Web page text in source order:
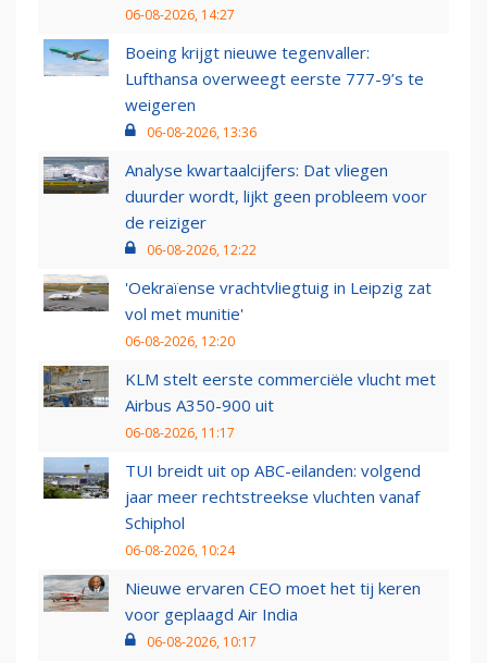
06-08-2026, 14:27
Boeing krijgt nieuwe tegenvaller:
Lufthansa overweegt eerste 777-9’s te
weigeren
06-08-2026, 13:36
Analyse kwartaalcijfers: Dat vliegen
duurder wordt, lijkt geen probleem voor
de reiziger
06-08-2026, 12:22
'Oekraïense vrachtvliegtuig in Leipzig zat
vol met munitie'
06-08-2026, 12:20
KLM stelt eerste commerciële vlucht met
Airbus A350-900 uit
06-08-2026, 11:17
TUI breidt uit op ABC-eilanden: volgend
jaar meer rechtstreekse vluchten vanaf
Schiphol
06-08-2026, 10:24
Nieuwe ervaren CEO moet het tij keren
voor geplaagd Air India
06-08-2026, 10:17